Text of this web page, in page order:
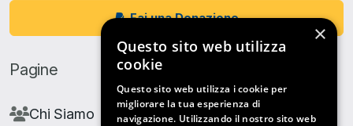
Fai una Donazione
Pagine
Chi Siamo
×
Questo sito web utilizza
cookie
Questo sito web utilizza i cookie per
migliorare la tua esperienza di
navigazione. Utilizzando il nostro sito web